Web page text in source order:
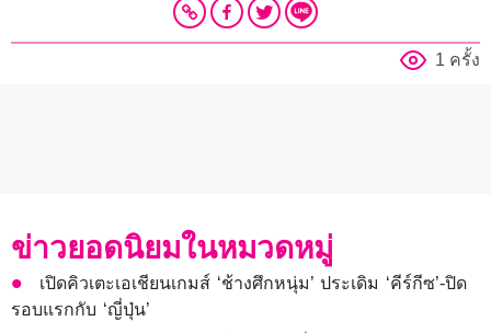
1 ครั้ง
ข่าวยอดนิยมในหมวดหมู่
เปิดคิวเตะเอเชียนเกมส์ ‘ช้างศึกหนุ่ม’ ประเดิม ‘คีร์กีซ’-ปิด
รอบแรกกับ ‘ญี่ปุ่น’